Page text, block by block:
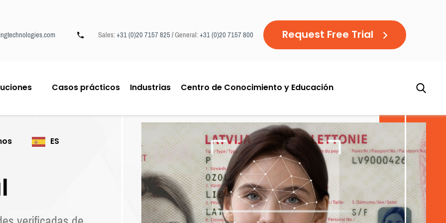
Sales:+31 (0)20 7157 825 /General:+31 (0)20 7157 800 Request Free Trial
Casos prácticos Industrias Centro de Conocimiento y Educación
ES